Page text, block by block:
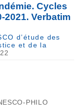
Cycles
Verbatim
d’étude des
et de la
PHILO